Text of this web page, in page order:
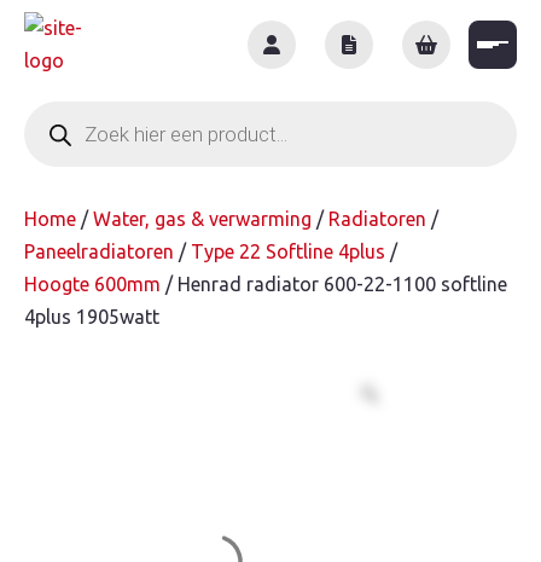
Skip
zoeken
Home /Water, gas & verwarming / Radiatoren /
Paneelradiatoren / Type 22 Softline 4plus /
Hoogte 600mm / Henrad radiator 600-22-1100 softline
4plus 1905watt